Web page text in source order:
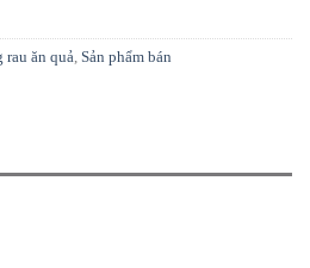
rau ăn quả Sản phẩm bán